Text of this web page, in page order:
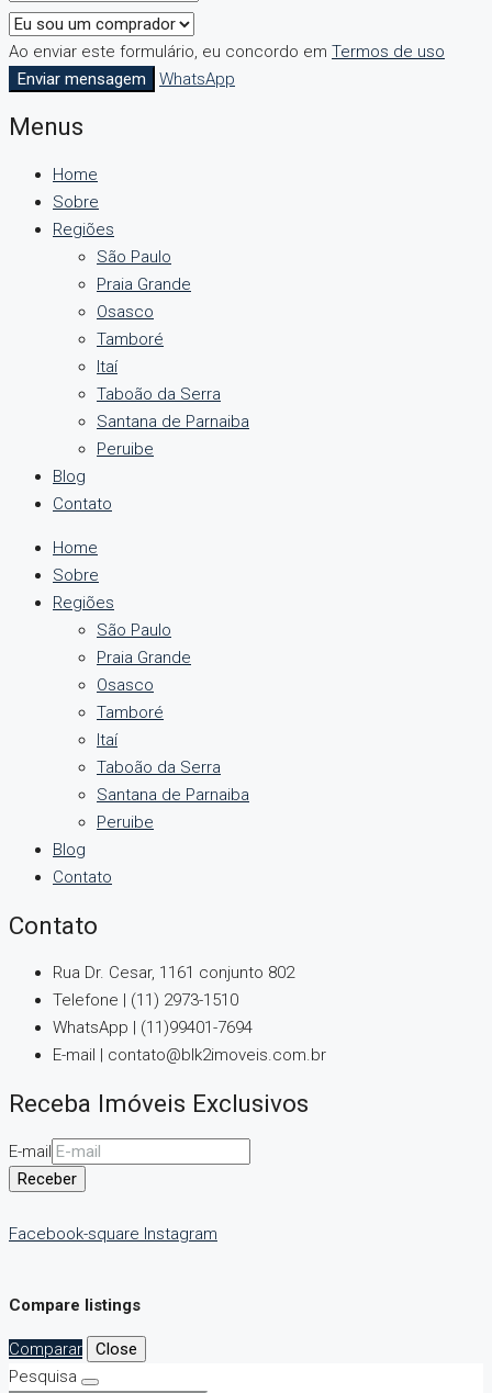
Ao enviar este formulário, eu concordo em Termos de uso
Enviar mensagem
WhatsApp
Menus
Home
Sobre
Regiões
São Paulo
Praia Grande
Osasco
Tamboré
Itaí
Taboão da Serra
Santana de Parnaiba
Peruibe
Blog
Contato
Home
Sobre
Regiões
São Paulo
Praia Grande
Osasco
Tamboré
Itaí
Taboão da Serra
Santana de Parnaiba
Peruibe
Blog
Contato
Contato
Rua Dr. Cesar, 1161 conjunto 802
Telefone | (11) 2973-1510
WhatsApp | (11)99401-7694
E-mail | contato@blk2imoveis.com.br
Receba Imóveis Exclusivos
E-mail
Receber
Facebook-square Instagram
Compare listings
Comparar
Close
Pesquisa